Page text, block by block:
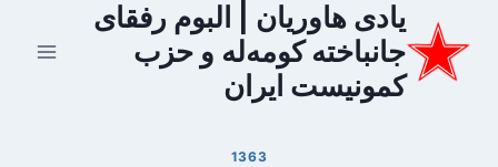
محتوا
یادی هاوریان | البوم رفقای
جانباخته کومه‌له و حزب
کمونیست ایران
1363